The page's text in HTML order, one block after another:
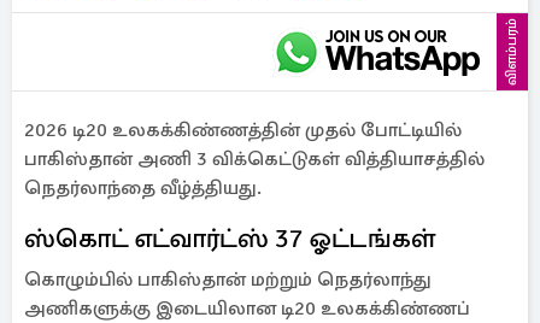
விளம்பரம்
2026 டி20 உலகக்கிண்ணத்தின் முதல் போட்டியில்
பாகிஸ்தான் அணி 3 விக்கெட்டுகள் வித்தியாசத்தில்
நெதர்லாந்தை வீழ்த்தியது.
ஸ்கொட் எட்வார்ட்ஸ் 37 ஓட்டங்கள்
கொழும்பில் பாகிஸ்தான் மற்றும் நெதர்லாந்து
அணிகளுக்கு இடையிலான டி20 உலகக்கிண்ணப்